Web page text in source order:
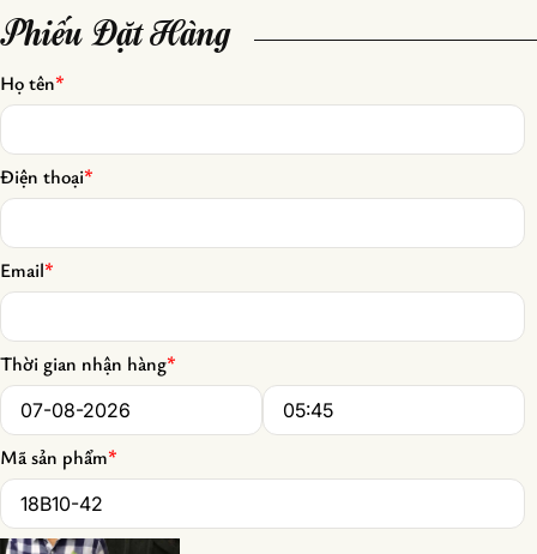
Phiếu Đặt Hàng
Họ tên*
Điện thoại*
Email*
Thời gian nhận hàng*
Date* Time*
Mã sản phẩm*